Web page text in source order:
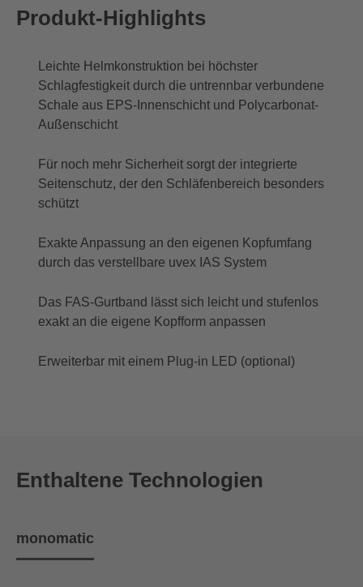
Produkt-Highlights
Leichte Helmkonstruktion bei höchster
Schlagfestigkeit durch die untrennbar verbundene
Schale aus EPS-Innenschicht und Polycarbonat-
Außenschicht
Für noch mehr Sicherheit sorgt der integrierte
Seitenschutz, der den Schläfenbereich besonders
schützt
Exakte Anpassung an den eigenen Kopfumfang
durch das verstellbare uvex IAS System
Das FAS-Gurtband lässt sich leicht und stufenlos
exakt an die eigene Kopfform anpassen
Erweiterbar mit einem Plug-in LED (optional)
Enthaltene Technologien
monomatic